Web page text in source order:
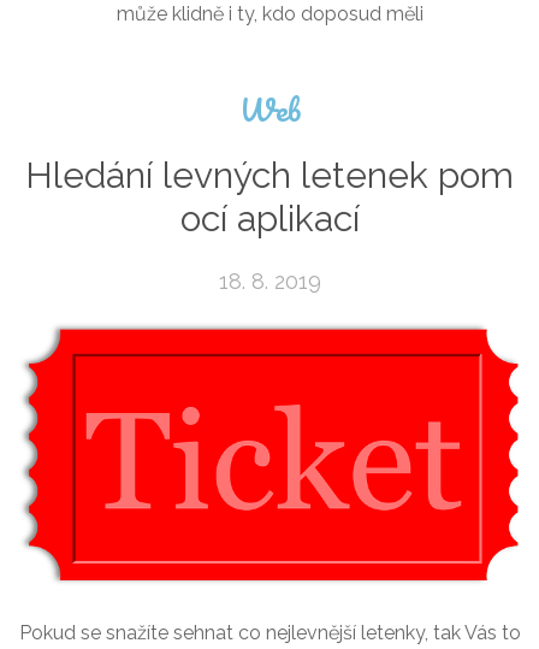
může klidně i ty, kdo doposud měli
Web
Hledání levných letenek pom
ocí aplikací
18. 8. 2019
Pokud se snažíte sehnat co nejlevnější letenky, tak Vás to